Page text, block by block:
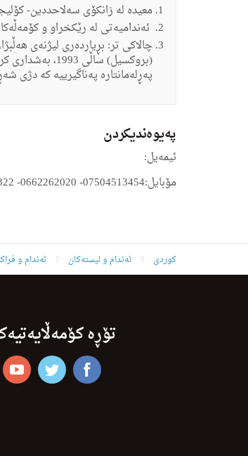
معیده‌ له‌ زانكۆى سه‌لاحددین-
ئه‌ندامیه‌تى له‌ رێكخرا‌و و
چالاكى تر: بڕیارده‌رى لیژنه‌ى
په‌ڕله‌مانتاره‌ په‌ناگیرییه‌ كه‌ دژى
په‌یوه‌ندیكردن
ئیمه‌یل:
مۆبایل:07504513454- 0662262020- 066251322
کوردی ئه‌ندام و لیسته‌كان ئەندام و
تۆڕە